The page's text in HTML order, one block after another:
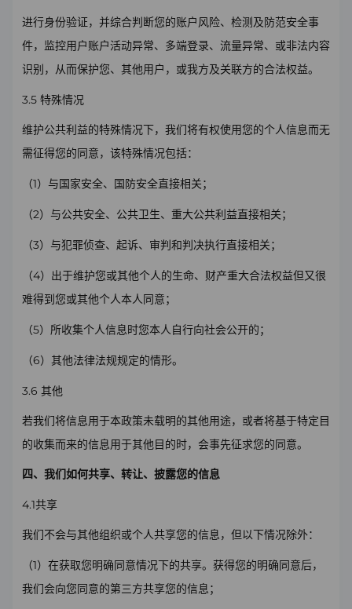
进行身份验证，并综合判断您的账户风险、检测及防范安全事
件，监控用户账户活动异常、多端登录、流量异常、或非法内容
识别，从而保护您、其他用户，或我方及关联方的合法权益。
3.5 特殊情况
维护公共利益的特殊情况下，我们将有权使用您的个人信息而无
需征得您的同意，该特殊情况包括：
（1）与国家安全、国防安全直接相关；
（2）与公共安全、公共卫生、重大公共利益直接相关；
（3）与犯罪侦查、起诉、审判和判决执行直接相关；
（4）出于维护您或其他个人的生命、财产重大合法权益但又很
难得到您或其他个人本人同意；
（5）所收集个人信息时您本人自行向社会公开的；
（6）其他法律法规规定的情形。
3.6 其他
若我们将信息用于本政策未载明的其他用途，或者将基于特定目
的收集而来的信息用于其他目的时，会事先征求您的同意。
四、我们如何共享、转让、披露您的信息
4.1共享
我们不会与其他组织或个人共享您的信息，但以下情况除外：
（1）在获取您明确同意情况下的共享。获得您的明确同意后，
我们会向您同意的第三方共享您的信息；